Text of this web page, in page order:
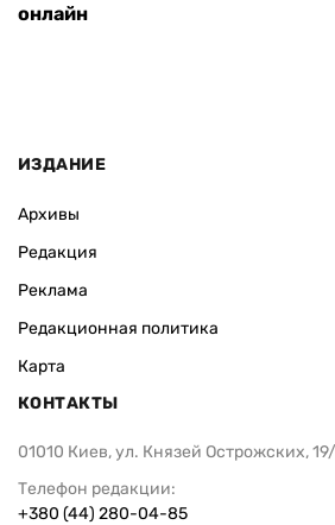
онлайн
ИЗДАНИЕ
Архивы
Редакция
Реклама
Редакционная политика
Карта
КОНТАКТЫ
01010 Киев, ул. Князей Острожских,
Телефон редакции:
+380 (44) 280-04-85